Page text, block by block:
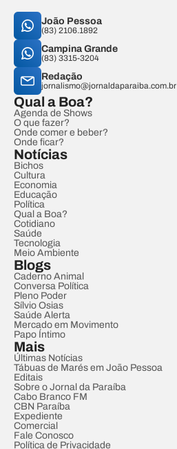
João Pessoa
(83) 2106.1892
Campina Grande
(83) 3315-3204
Redação
jornalismo@jornaldaparaiba.com.br
Qual a Boa?
Agenda de Shows
O que fazer?
Onde comer e beber?
Onde ficar?
Notícias
Bichos
Cultura
Economia
Educação
Política
Qual a Boa?
Cotidiano
Saúde
Tecnologia
Meio Ambiente
Blogs
Caderno Animal
Conversa Política
Pleno Poder
Sílvio Osias
Saúde Alerta
Mercado em Movimento
Papo Íntimo
Mais
Últimas Notícias
Tábuas de Marés em João Pessoa
Editais
Sobre o Jornal da Paraíba
Cabo Branco FM
CBN Paraíba
Expediente
Comercial
Fale Conosco
Política de Privacidade